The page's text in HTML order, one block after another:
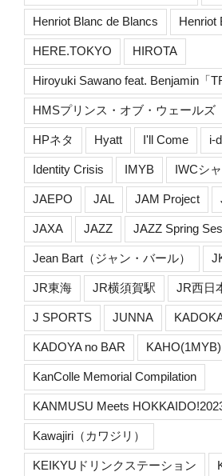
Henriot Blanc de Blancs Henriot
HERE.TOKYO HIROTA
Hiroyuki Sawano feat. Benjamin「
HMSプリンス・オブ・ウェールズ
HPネタ Hyatt I'll Come i-
Identity Crisis IMYB IWCシ
JAEPO JAL JAM Project
JAXA JAZZ JAZZ Spring
Jean Bart（ジャン・バール）
JR東海 JR横須賀駅 JR西日
J SPORTS JUNNA
KADOYA no BAR KAHO(1MYB)
KanColle Memorial Compilation
KANMUSU Meets
Kawajiri（カワジリ）
KEIKYUドリンクステーション